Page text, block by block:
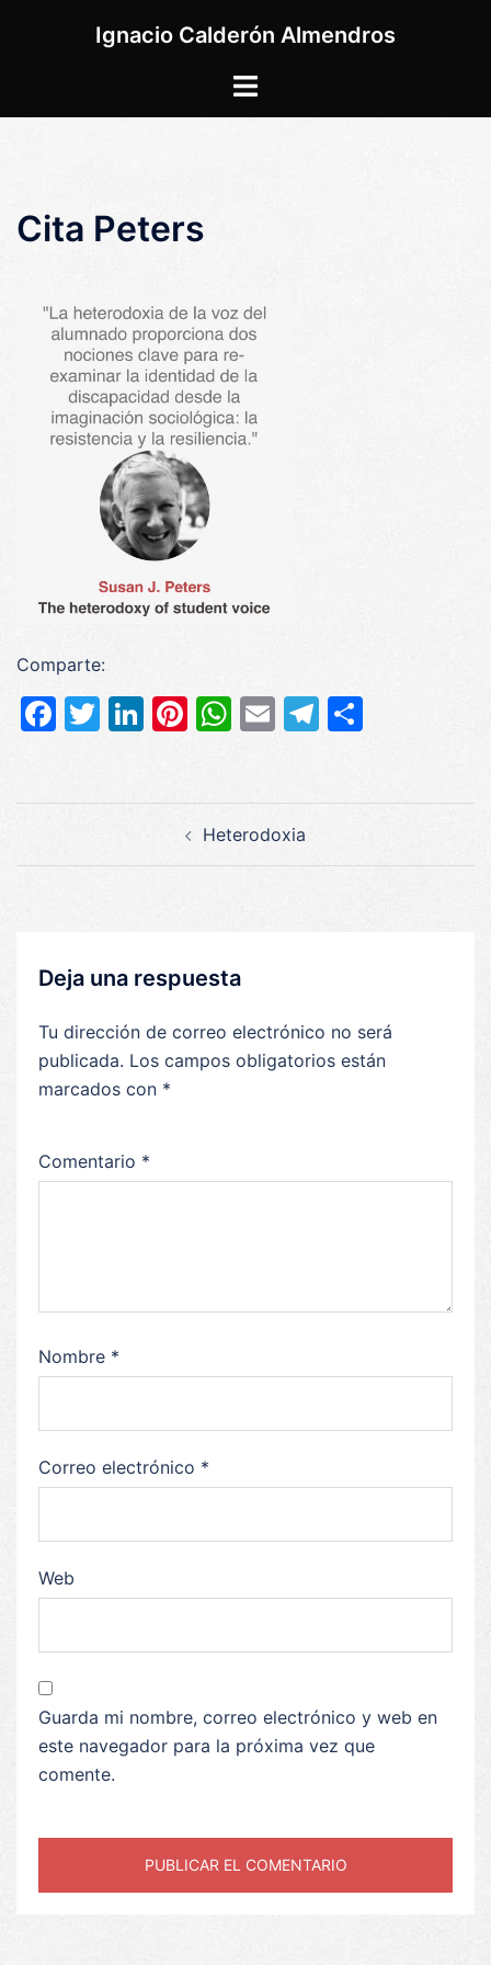
Ignacio Calderón Almendros
Alternar
Cita Peters
Comparte:
Facebook
Twitter
LinkedIn
Pinterest
WhatsApp
EmailTelegram
Heterodoxia
Deja una respuesta
Tu dirección de correo electrónico no será
publicada. Los campos obligatorios están
marcados con *
Comentario *
Nombre *
Correo electrónico *
Web
Guarda mi nombre, correo electrónico y web en
este navegador para la próxima vez que
comente.